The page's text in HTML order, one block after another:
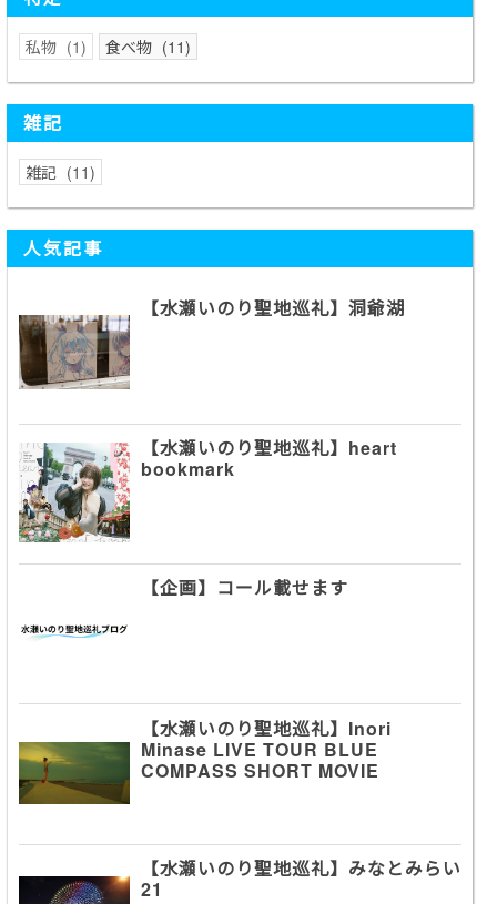
私物 1 食べ物 11
雑記
雑記 11
人気記事
【水瀬いのり聖地巡礼】洞爺湖
【水瀬いのり聖地巡礼】heart
bookmark
【企画】コール載せます
【水瀬いのり聖地巡礼】Inori
Minase LIVE TOUR BLUE
COMPASS SHORT MOVIE
【水瀬いのり聖地巡礼】みなとみらい
21